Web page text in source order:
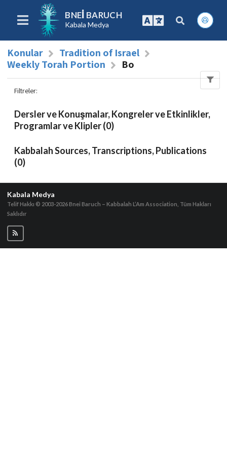
BNEI BARUCH
Kabala Medya
Konular
Tradition of Israel
Weekly Torah Portion
Bo
Filtreler:
Dersler ve Konuşmalar, Kongreler ve Etkinlikler,
Programlar ve Klipler (0)
Kabbalah Sources, Transcriptions, Publications
(0)
Kabala Medya
Telif Hakkı © 2003-2026Bnei Baruch – Kabbalah L’Am Association, Tüm Hakları
Saklıdır